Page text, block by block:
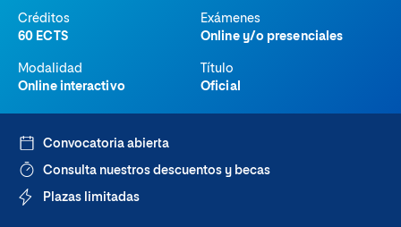
Créditos
60 ECTS
Exámenes
Online y/o presenciales
Modalidad
Online interactivo
Título
Oficial
Convocatoria abierta
Consulta nuestros descuentos y becas
Plazas limitadas